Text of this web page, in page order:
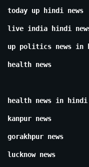
today up hindi news
live india hindi
up politics news in
health news
health news in hindi
kanpur news
gorakhpur news
lucknow news